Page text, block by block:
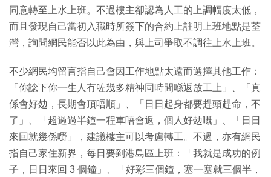
同意轉至上水上班。不過樓主卻認為人工的上調幅度太低，
而且發現自己當初入職時所簽下的合約上註明上班地點是荃
灣，詢問網民能否以此為由，與上司爭取不調往上水上班。
不少網民均留言指自己會因工作地點太遠而選擇其他工作：
「你諗下你一生人冇咗幾多精神同時間喺返放工上」、「真
係會好攰，長期會頂唔順」、「日日起身都要趕頭趕命，不
了」、「超過過半鐘一程車唔會返，個人好攰嘅」、「日日
來回就幾係嘢」，建議樓主可以考慮轉工。不過，亦有網民
指自己家住新界，每日要到港島區上班：「我就是成功的例
子，日日來回 3 個鐘」、「好彩三個鐘，塞一塞就三個半，